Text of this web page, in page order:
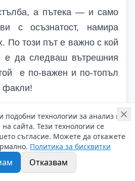
а пътека — и само
с осъзнатост, намира
По този път е важно с кой
е да следваш вътрешния
е по-важен и по-топъл
факли!
статии от категорията
подобни технологии за анализ на
сайта. Тези технологии се
съгласие. Можете да откажете
Политика за бисквитки
Отказвам